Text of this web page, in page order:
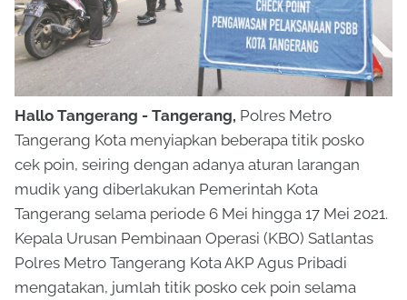
Hallo Tangerang - Tangerang, Polres Metro
Tangerang Kota menyiapkan beberapa titik posko
cek poin, seiring dengan adanya aturan larangan
mudik yang diberlakukan Pemerintah Kota
Tangerang selama periode 6 Mei hingga 17 Mei 2021.
Kepala Urusan Pembinaan Operasi (KBO) Satlantas
Polres Metro Tangerang Kota AKP Agus Pribadi
mengatakan, jumlah titik posko cek poin selama